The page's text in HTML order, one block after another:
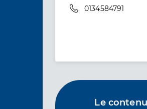
Téléphone
0134584791
Le